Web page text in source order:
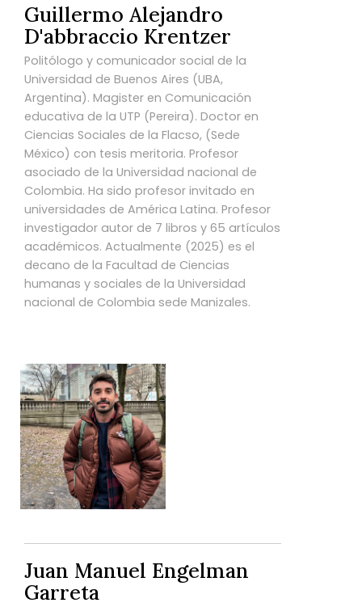
Guillermo Alejandro
D'abbraccio Krentzer
Politólogo y comunicador social de la
Universidad de Buenos Aires (UBA,
Argentina). Magister en Comunicación
educativa de la UTP (Pereira). Doctor en
Ciencias Sociales de la Flacso, (Sede
México) con tesis meritoria. Profesor
asociado de la Universidad nacional de
Colombia. Ha sido profesor invitado en
universidades de América Latina. Profesor
investigador autor de 7 libros y 65 artículos
académicos. Actualmente (2025) es el
decano de la Facultad de Ciencias
humanas y sociales de la Universidad
nacional de Colombia sede Manizales.
Juan Manuel Engelman
Garreta